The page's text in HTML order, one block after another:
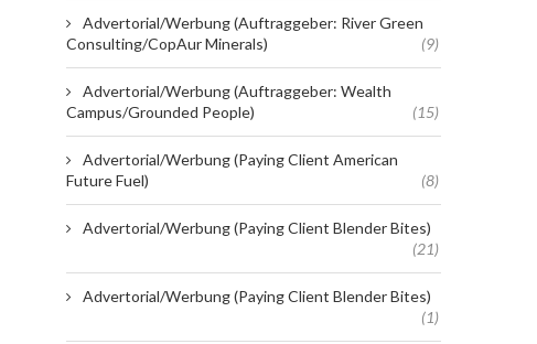
Advertorial/Werbung (Auftraggeber: River Green
Consulting/CopAur Minerals)
(9)
Advertorial/Werbung (Auftraggeber: Wealth
Campus/Grounded People)
(15)
Advertorial/Werbung (Paying Client American
Future Fuel)
(8)
Advertorial/Werbung (Paying Client Blender Bites)
(21)
Advertorial/Werbung (Paying Client Blender Bites)
(1)